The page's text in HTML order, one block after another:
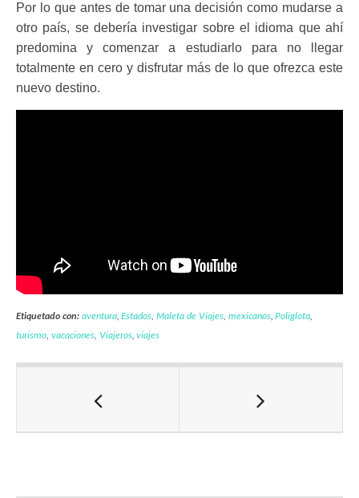
Por lo que antes de tomar una decisión como mudarse a
otro país, se debería investigar sobre el idioma que ahí
predomina y comenzar a estudiarlo para no llegar
totalmente en cero y disfrutar más de lo que ofrezca este
nuevo destino.
Etiquetado con: aventura,Estados ,Maleta de Viajes, mexicanos,Poliglota
turismo vacaciones, Viajeros,viajes